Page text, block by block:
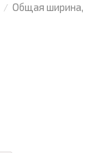
Общая ширина,